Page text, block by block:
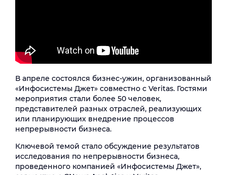
В апреле состоялся бизнес-ужин, организованный
«Инфосистемы Джет» совместно с Veritas. Гостями
мероприятия стали более 50 человек,
представителей разных отраслей, реализующих
или планирующих внедрение процессов
непрерывности бизнеса.
Ключевой темой стало обсуждение результатов
исследования по непрерывности бизнеса,
проведенного компанией «Инфосистемы Джет»,